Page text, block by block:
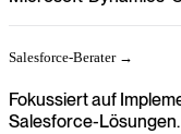
Salesforce-Berater →
Fokussiert auf
Salesforce-Lösungen.